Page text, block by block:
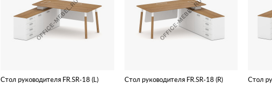
Стол руководителя FR.SR-18 (L) Стол руководителя FR.SR-18 (R) Стол